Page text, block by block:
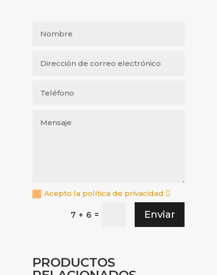
Acepto la política de privacidad
7 + 6 = Enviar
PRODUCTOS